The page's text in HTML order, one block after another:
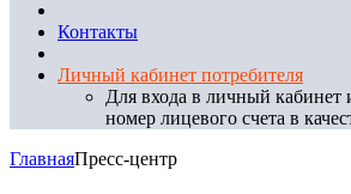
Контакты
Личный кабинет потребителя
Для входа в личный кабинет
номер лицевого счета в
ГлавнаяПресс-центр